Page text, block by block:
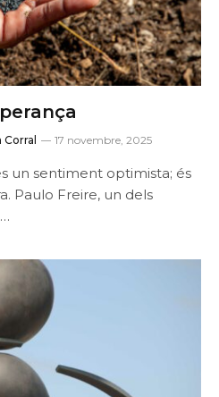
Corral 17 novembre, 2025
un sentiment optimista; és
Paulo Freire, un dels